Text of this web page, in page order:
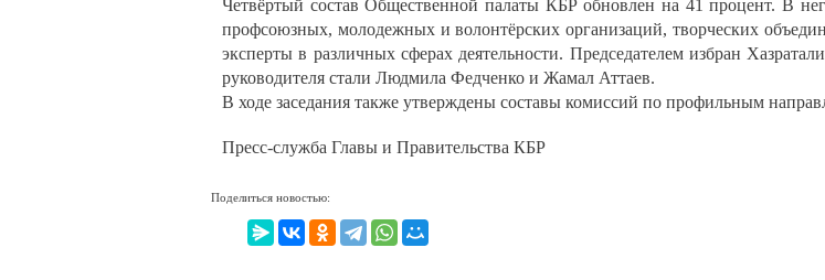
Четвёртый состав Общественной палаты КБР обновлен на 41 процент. В
профсоюзных, молодежных и волонтёрских организаций, творческих
эксперты в различных сферах деятельности. Председателем избран
руководителя стали Людмила Федченко и Жамал Аттаев.
В ходе заседания также утверждены составы комиссий по профильным
Пресс-служба Главы и Правительства КБР
Поделиться новостью: